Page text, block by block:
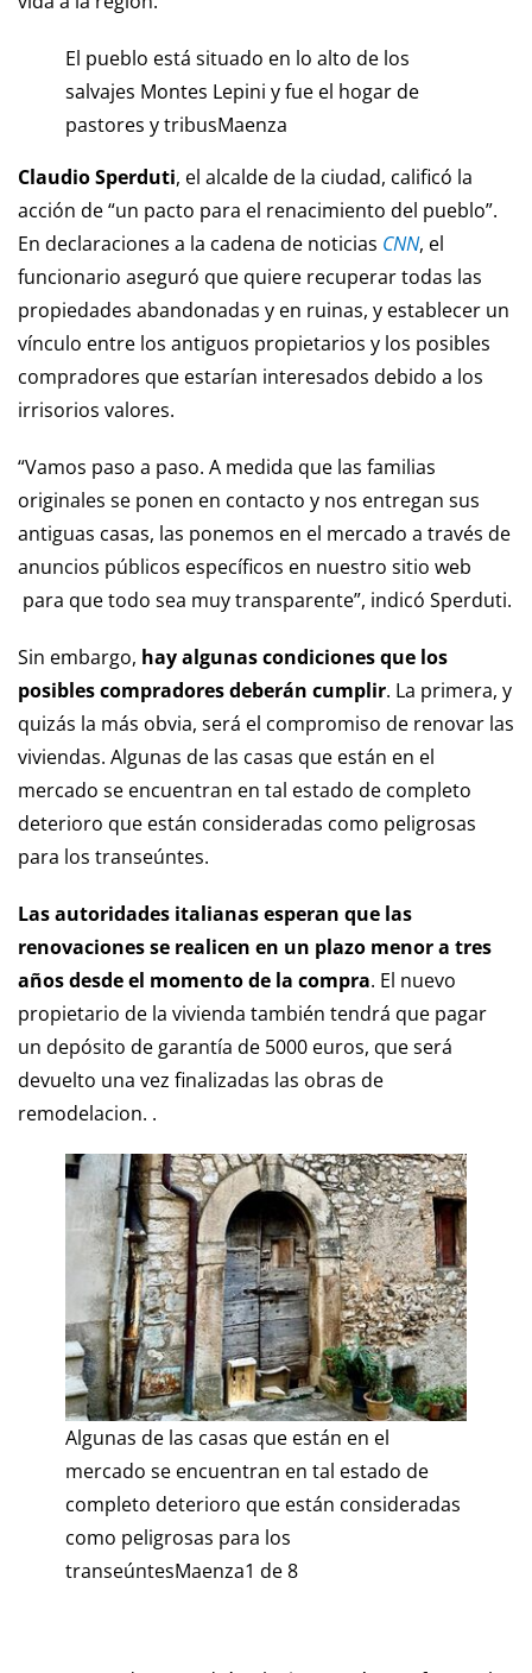
El pueblo está situado en lo alto de los
salvajes Montes Lepini y fue el hogar de
pastores y tribusMaenza
Claudio Sperduti, el alcalde de la ciudad, calificó la
acción de “un pacto para el renacimiento del pueblo”.
En declaraciones a la cadena de noticias CNN, el
funcionario aseguró que quiere recuperar todas las
propiedades abandonadas y en ruinas, y establecer un
vínculo entre los antiguos propietarios y los posibles
compradores que estarían interesados debido a los
irrisorios valores.
“Vamos paso a paso. A medida que las familias
originales se ponen en contacto y nos entregan sus
antiguas casas, las ponemos en el mercado a través de
anuncios públicos específicos en nuestro sitio web
para que todo sea muy transparente”, indicó Sperduti.
Sin embargo, hay algunas condiciones que los
posibles compradores deberán cumplir. La primera, y
quizás la más obvia, será el compromiso de renovar las
viviendas. Algunas de las casas que están en el
mercado se encuentran en tal estado de completo
deterioro que están consideradas como peligrosas
para los transeúntes.
Las autoridades italianas esperan que las
renovaciones se realicen en un plazo menor a tres
años desde el momento de la compra. El nuevo
propietario de la vivienda también tendrá que pagar
un depósito de garantía de 5000 euros, que será
devuelto una vez finalizadas las obras de
remodelacion. .
Algunas de las casas que están en el
mercado se encuentran en tal estado de
completo deterioro que están consideradas
como peligrosas para los
transeúntesMaenza1 de 8